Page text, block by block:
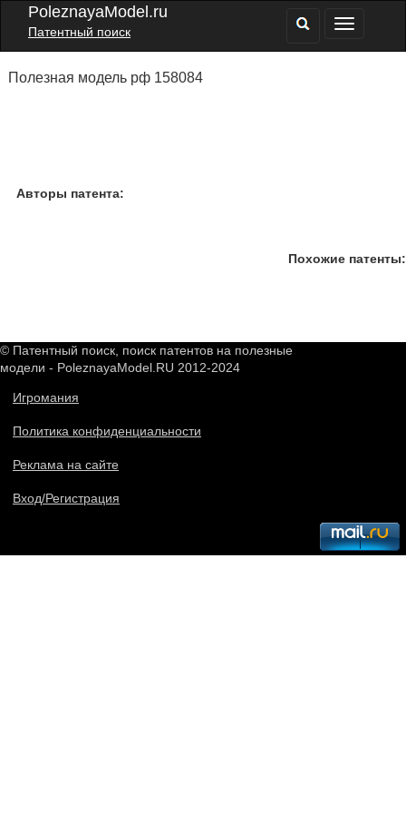
PoleznayaModel.ru
Патентный поиск
Полезная модель рф 158084
Авторы патента:
Похожие патенты:
© Патентный поиск, поиск патентов на полезные
модели - PoleznayaModel.RU 2012-2024
Игромания
Политика конфиденциальности
Реклама на сайте
Вход/Регистрация